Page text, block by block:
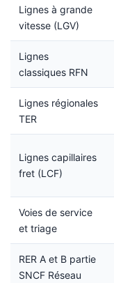
Lignes à grande
vitesse (LGV)
Lignes
classiques RFN
Lignes régionales
TER
Lignes capillaires
fret (LCF)
Voies de service
et triage
RER A et B partie
SNCF Réseau